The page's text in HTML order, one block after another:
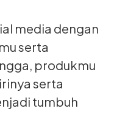
media dengan
serta
produkmu
serta
tumbuh